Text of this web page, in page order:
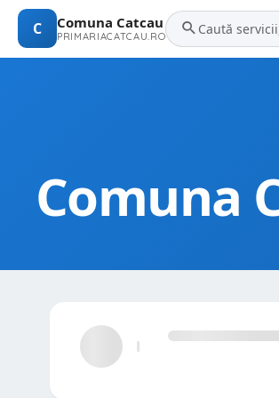
C Comuna Catcau
PRIMARIACATCAU.RO
Comuna